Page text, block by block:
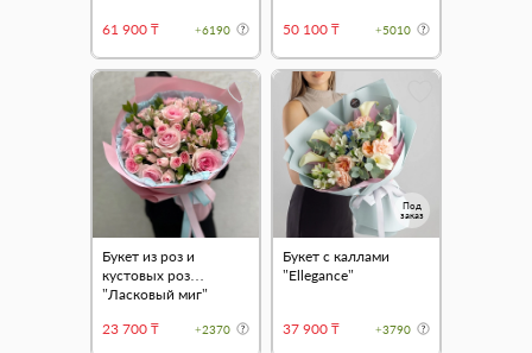
61 900 ₸ +6190 50 100 ₸ +5010
Букет из роз и
кустовых роз
"Ласковый миг"
23 700 ₸
+2370
Под
заказ
Букет с каллами
"Ellegance"
37 900 ₸ +3790